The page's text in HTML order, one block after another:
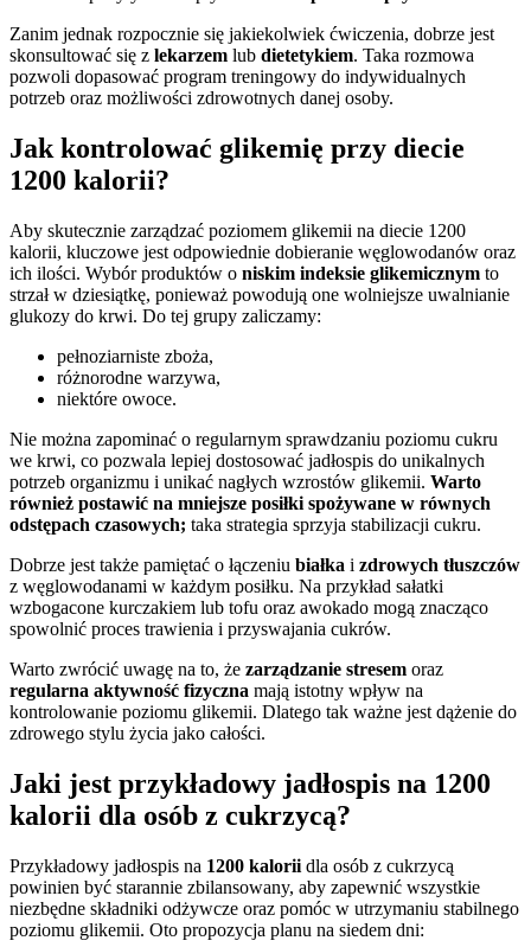
Zanim jednak rozpocznie się jakiekolwiek ćwiczenia, dobrze jest
skonsultować się z lekarzem lub dietetykiem. Taka rozmowa
pozwoli dopasować program treningowy do indywidualnych
potrzeb oraz możliwości zdrowotnych danej osoby.
Jak kontrolować glikemię przy diecie
1200 kalorii?
Aby skutecznie zarządzać poziomem glikemii na diecie 1200
kalorii, kluczowe jest odpowiednie dobieranie węglowodanów oraz
ich ilości. Wybór produktów o niskim indeksie glikemicznym to
strzał w dziesiątkę, ponieważ powodują one wolniejsze uwalnianie
glukozy do krwi. Do tej grupy zaliczamy:
pełnoziarniste zboża,
różnorodne warzywa,
niektóre owoce.
Nie można zapominać o regularnym sprawdzaniu poziomu cukru
we krwi, co pozwala lepiej dostosować jadłospis do unikalnych
potrzeb organizmu i unikać nagłych wzrostów glikemii. Warto
również postawić na mniejsze posiłki spożywane w równych
odstępach czasowych; taka strategia sprzyja stabilizacji cukru.
Dobrze jest także pamiętać o łączeniu białka i zdrowych tłuszczów
z węglowodanami w każdym posiłku. Na przykład sałatki
wzbogacone kurczakiem lub tofu oraz awokado mogą znacząco
spowolnić proces trawienia i przyswajania cukrów.
Warto zwrócić uwagę na to, że zarządzanie stresem oraz
regularna aktywność fizyczna mają istotny wpływ na
kontrolowanie poziomu glikemii. Dlatego tak ważne jest dążenie do
zdrowego stylu życia jako całości.
Jaki jest przykładowy jadłospis na 1200
kalorii dla osób z cukrzycą?
Przykładowy jadłospis na 1200 kalorii dla osób z cukrzycą
powinien być starannie zbilansowany, aby zapewnić wszystkie
niezbędne składniki odżywcze oraz pomóc w utrzymaniu stabilnego
poziomu glikemii. Oto propozycja planu na siedem dni: